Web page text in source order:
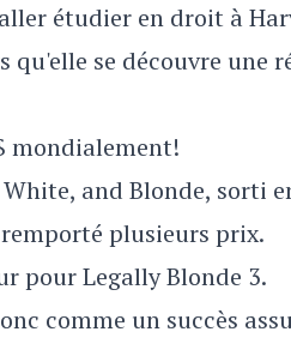
étudier en droit à
se découvre une
mondialement!
and Blonde, sorti
plusieurs prix.
pour Legally Blonde 3.
comme un succès